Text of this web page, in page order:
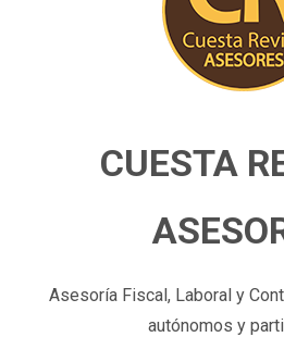
CUESTA
Asesoría Fiscal, Laboral y
autónomos y